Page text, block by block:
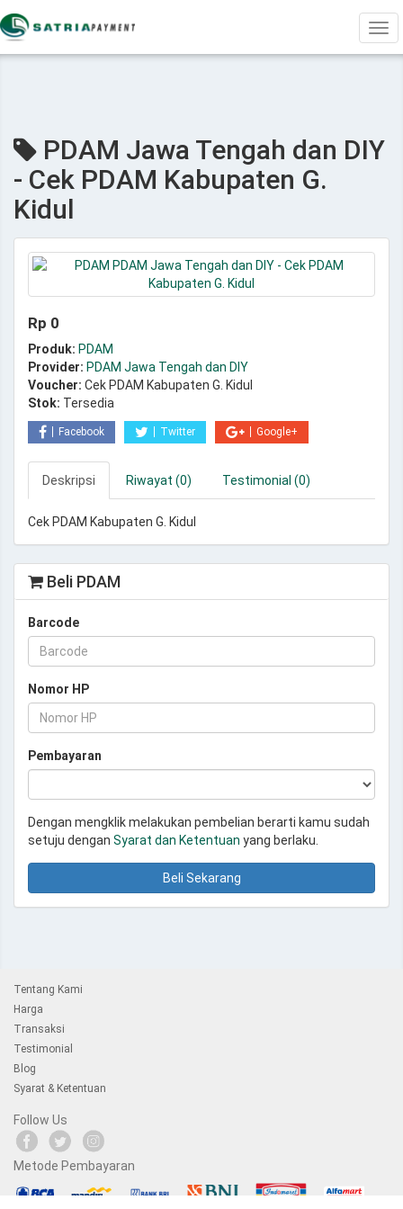
PDAM Jawa Tengah dan DIY
- Cek PDAM Kabupaten G.
Kidul
Rp 0
Produk: PDAM
Provider: PDAM Jawa Tengah dan DIY
Voucher: Cek PDAM Kabupaten G. Kidul
Stok: Tersedia
Facebook Twitter Google+
Deskripsi Riwayat (0) Testimonial (0)
Cek PDAM Kabupaten G. Kidul
Beli PDAM
Barcode
Nomor HP
Pembayaran
Dengan mengklik melakukan pembelian berarti kamu sudah
setuju dengan Syarat dan Ketentuan yang berlaku.
Beli Sekarang
Tentang Kami
Harga
Transaksi
Testimonial
Blog
Syarat & Ketentuan
Follow Us
Metode Pembayaran